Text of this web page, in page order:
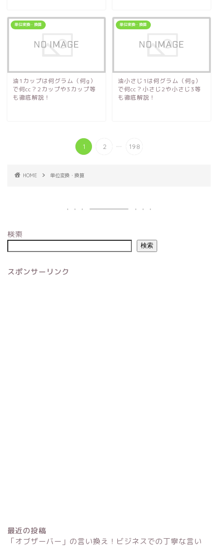
単位変換・換算
油1カップは何グラム（何g）
で何cc？2カップや3カップ等
も徹底解説！
単位変換・換算
油小さじ1は何グラム（何g）
で何cc？小さじ2や小さじ3等
も徹底解説！
1 2 ... 198
HOME 単位変換・換算
検索
検索
スポンサーリンク
最近の投稿
「オブザーバー」の言い換え！ビジネスでの丁寧な言い